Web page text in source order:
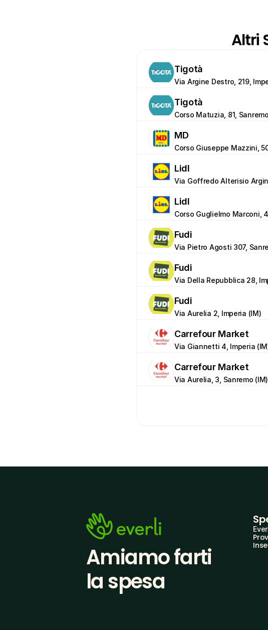
Altri
Tigotà
Via Argine Destro, 219,
Tigotà
Corso Matuzia, 81,
MD
Corso Giuseppe Mazzini,
Lidl
Via Goffredo Alterisio
Lidl
Corso Guglielmo Marconi,
Fudi
Via Pietro Agosti 307,
Fudi
Via Della Repubblica 28,
Fudi
Via Aurelia 2, Imperia (IM)
Carrefour Market
Via Giannetti 4, Imperia
Carrefour Market
Via Aurelia, 3, Sanremo (IM)
Amiamo farti
la spesa